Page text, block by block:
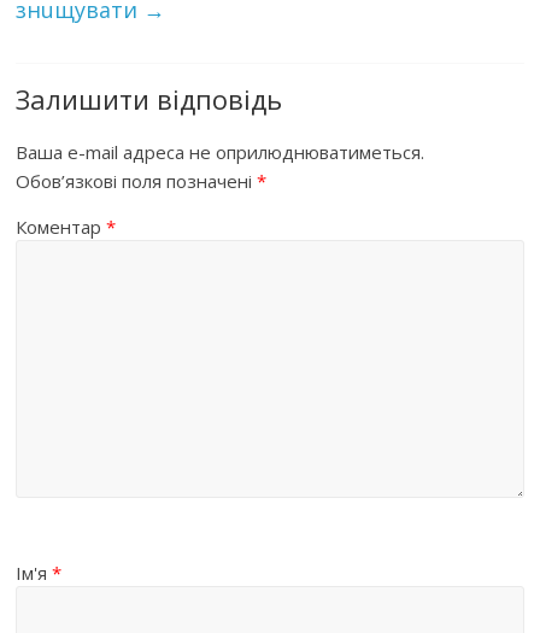
знuщyвaти →
Залишити відповідь
Ваша e-mail адреса не оприлюднюватиметься.
Обов’язкові поля позначені*
Коментар*
Ім'я*